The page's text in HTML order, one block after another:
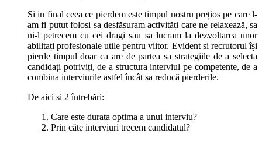
Si in final ceea ce pierdem este timpul nostru prețios pe care l-
am fi putut folosi sa desfășuram activități care ne relaxează, sa
ni-l petrecem cu cei dragi sau sa lucram la dezvoltarea unor
abilitați profesionale utile pentru viitor. Evident si recrutorul își
pierde timpul doar ca are de partea sa strategiile de a selecta
candidați potriviți, de a structura interviul pe competente, de a
combina interviurile astfel încât sa reducă pierderile.
De aici si 2 întrebări:
Care este durata optima a unui interviu?
Prin câte interviuri trecem candidatul?